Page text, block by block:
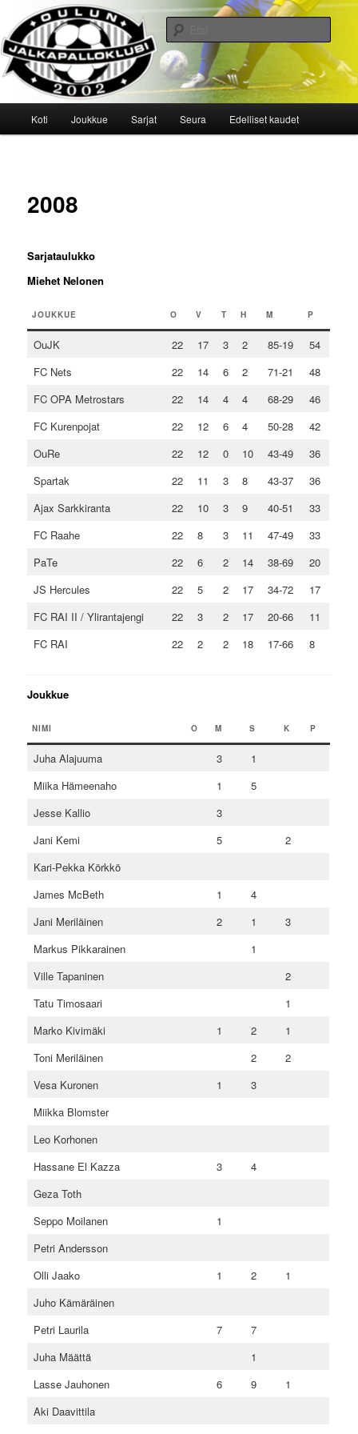
sisältöön
Oulun Jalkapalloklubi
Koti Joukkue Sarjat Seura Edelliset kaudet
2008
Sarjataulukko
Miehet Nelonen
JOUKKUE O V T H M P
OuJK 22 17 3 2 85-19
54
FC Nets
22 14 6 2 71-21
48
FC OPA Metrostars
22 14 4 4 68-29
46
FC Kurenpojat
22 12 6 4 50-28
42
OuRe
22 12 0 10 43-49
36
Spartak
22 11 3 8 43-37
36
Ajax Sarkkiranta
22 10 3 9 40-51
33
FC Raahe
22 8 3 11 47-49
33
PaTe
22 6 2 14 38-69
20
JS Hercules
22 5 2 17 34-72
17
FC RAI II / Ylirantajengi
22 3 2 17 20-66
11
FC RAI
22 2 2 18 17-66 8
Joukkue
NIMI O M S K P
Juha Alajuuma 3
1
Miika Hämeenaho
1
5
Jesse Kallio
3
Jani Kemi
5
2
Kari-Pekka Körkkö
James McBeth
1
4
Jani Meriläinen
2 1
3
Markus Pikkarainen
1
Ville Tapaninen
2
Tatu Timosaari
1
Marko Kivimäki
1 2
1
Toni Meriläinen
2
2
Vesa Kuronen
1
3
Miikka Blomster
Leo Korhonen
Hassane El Kazza
3
4
Geza Toth
Seppo Moilanen
1
Petri Andersson
Olli Jaako
1 2
1
Juho Kämäräinen
Petri Laurila
7
7
Juha Määttä
1
Lasse Jauhonen
6 9
1
Aki Daavittila